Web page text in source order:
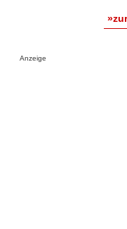
Anzeige